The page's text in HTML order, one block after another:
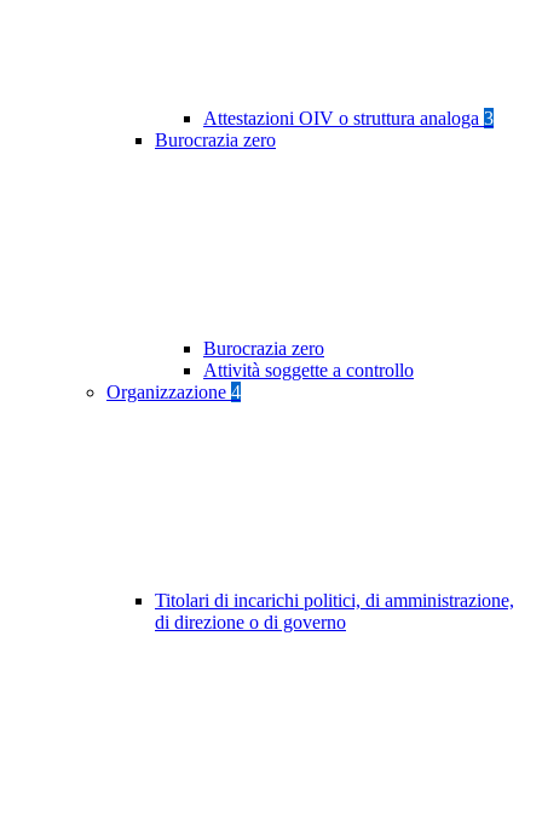
Attestazioni OIV o struttura analoga 3
Burocrazia zero
Burocrazia zero
Attività soggette a controllo
Organizzazione 4
Titolari di incarichi politici, di amministrazione,
di direzione o di governo